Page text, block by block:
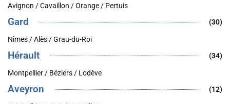
Avignon / Cavaillon / Orange / Pertuis
Gard (30)
Nîmes / Alès / Grau-du-Roi
Hérault (34)
Montpellier / Béziers / Lodève
Aveyron (12)